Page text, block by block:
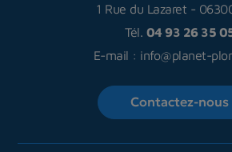
1 Rue du Lazaret -
Tél. 04 93 26 35
E-mail : info@planet-
Contactez-nous